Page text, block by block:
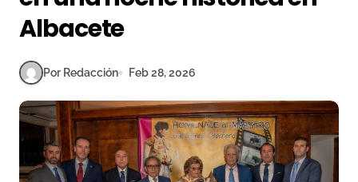
Albacete
Por Redacción Feb 28, 2026